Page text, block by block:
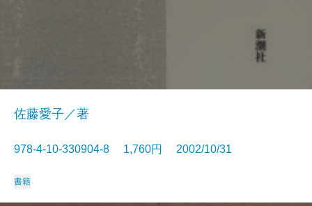
佐藤愛子／著
978-4-10-330904-8 1,760円 2002/10/31
書籍